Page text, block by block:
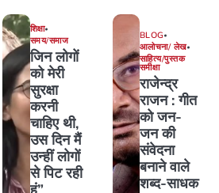
शिक्षा
समय/समाज
जिन लोगों
को मेरी
सुरक्षा
करनी
चाहिए थी,
उस दिन मैं
उन्हीं लोगों
से पिट रही
BLOG
आलोचना/ लेख
साहित्य/पुस्तक
समीक्षा
राजेन्द्र
राजन : गीत
को जन-
जन की
संवेदना
बनाने वाले
शब्द-साधक